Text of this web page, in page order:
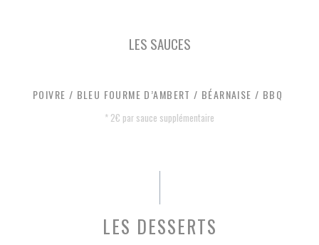
LES SAUCES
POIVRE / BLEU FOURME D’AMBERT / BÉARNAISE / BBQ
* 2€ par sauce supplémentaire
LES DESSERTS